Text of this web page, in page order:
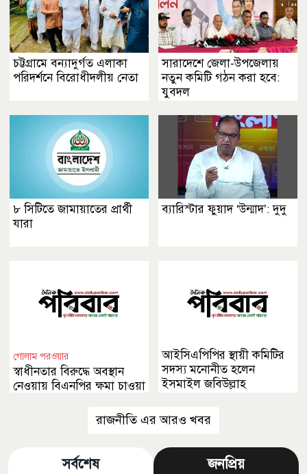
চট্টগ্রামে বন্যাদুর্গত এলাকা
পরিদর্শনে বিরোধীদলীয় নেতা
সারাদেশে জেলা-উপজেলায়
নতুন কমিটি গঠন করা হবে:
যুবদল
৮ সিটিতে জামায়াতের প্রার্থী
যারা
ব্যারিস্টার ফুয়াদ ‘উন্মাদ’: দুদু
গোলাম পরওয়ার
স্বাধীনতার বিরুদ্ধে অবস্থান
নেওয়ায় বিএনপির ক্ষমা চাওয়া
আইসিএপিপির স্থায়ী কমিটির
সদস্য মনোনীত হলেন
ইসমাইল জবিউল্লাহ
রাজনীতি এর আরও খবর
সর্বশেষ জনপ্রিয়